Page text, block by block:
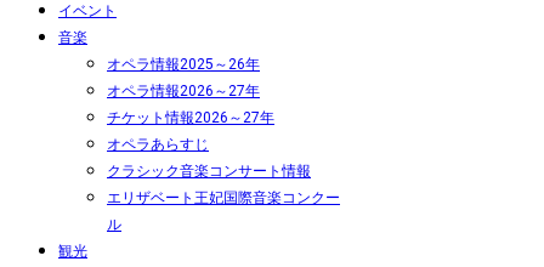
イベント
音楽
オペラ情報2025～26年
オペラ情報2026～27年
チケット情報2026～27年
オペラあらすじ
クラシック音楽コンサート情報
エリザベート王妃国際音楽コンクー
ル
観光